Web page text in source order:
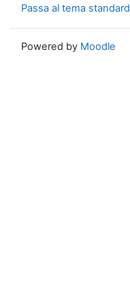
Passa al tema standard
Powered by Moodle